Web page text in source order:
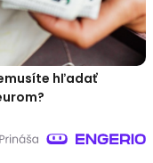
hľadať